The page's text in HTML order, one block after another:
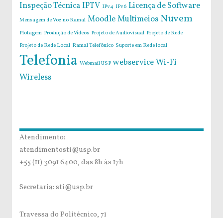
Inspeção TécnicaIPTV IPv4 IPv6 Licença de Software
Mensagem de Voz no Ramal MoodleMultimeios Nuvem
Plotagem Produção de Vídeos Projeto de Audiovisual Projeto de Rede
Projeto de Rede Local Ramal Telefônico Suporte em Rede local
Telefonia Webmail USP webserviceWi-Fi
Wireless
Atendimento:
atendimentosti@usp.br
+55 (11) 3091 6400, das 8h às 17h
Secretaria: sti@usp.br
Travessa do Politécnico, 71